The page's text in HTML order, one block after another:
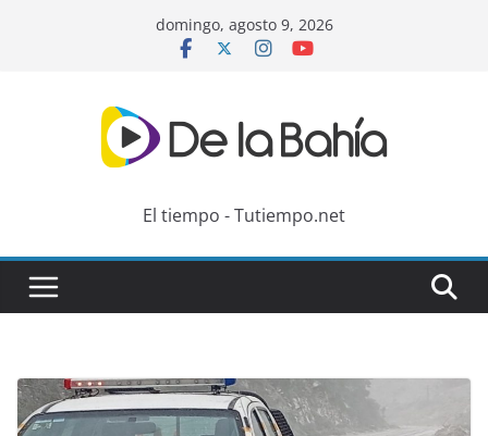
domingo, agosto 9, 2026
El tiempo - Tutiempo.net